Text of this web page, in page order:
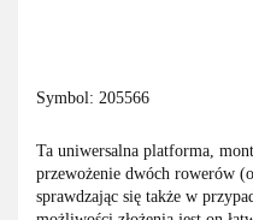
Symbol: 205566
Ta uniwersalna platforma,
przewożenie dwóch rowerów
sprawdzając się także w